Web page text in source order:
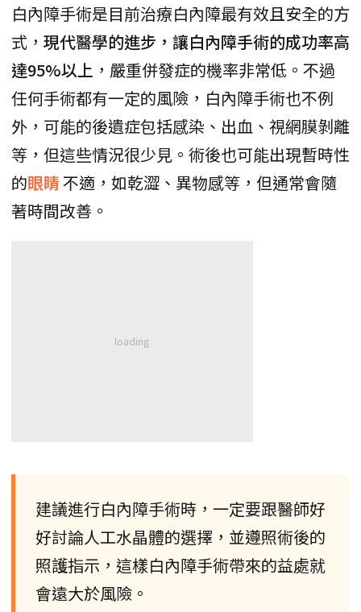
白內障手術是目前治療白內障最有效且安全的方
式， 現代醫學的進步，讓白內障手術的成功率高
達95%以上 ，嚴重併發症的機率非常低。不過
任何手術都有一定的風險，白內障手術也不例
外，可能的後遺症包括感染、出血、視網膜剝離
等，但這些情況很少見。術後也可能出現暫時性
的眼睛不適，如乾澀、異物感等，但通常會隨
著時間改善。
建議進行白內障手術時，一定要跟醫師好
好討論人工水晶體的選擇，並遵照術後的
照護指示，這樣白內障手術帶來的益處就
會遠大於風險。